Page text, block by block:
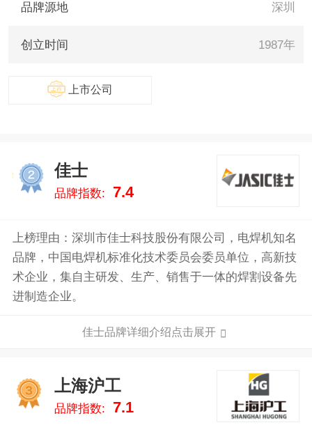
品牌源地 深圳
创立时间 1987年
上市公司
2
佳士
品牌指数: 7.4
上榜理由：深圳市佳士科技股份有限公司，电焊机知名
品牌，中国电焊机标准化技术委员会委员单位，高新技
术企业，集自主研发、生产、销售于一体的焊割设备先
进制造企业。
佳士品牌详细介绍点击展开
上海沪工
品牌指数: 7.1